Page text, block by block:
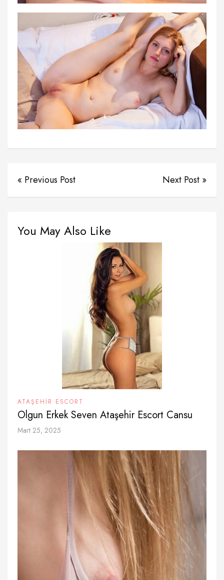
« Previous Post Next Post »
You May Also Like
ATAŞEHIR ESCORT
Olgun Erkek Seven Ataşehir Escort Cansu
Mart 25, 2025